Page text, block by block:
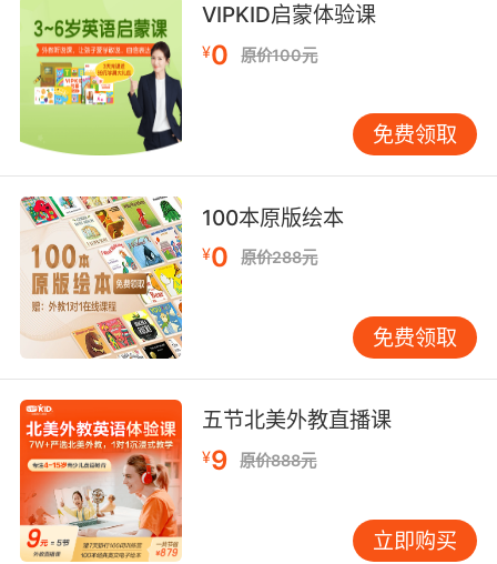
如果只是让孩子进行英文书写，时间一长就会觉
得厌烦，这样书写的质量也会降低。如果想要培
养孩子的书写能力，丰富的练习活动非常重要。
比如说孩子在学习新单词的时候可以让孩子使用
全部大写的方式进行书写，然后在使用小写的方
法书写，再用小写书写，不仅得到了练习还能够
学习到知识。与孩子玩填词游戏也是一个不错的
方法，比如说family单词，将f-m-ly这种“残词”让
孩子进行填写，不仅锻炼了孩子的脑筋，还能够
让孩子练习书写能力。
上述内容就是本篇文章的全部内容了，现在孩子
的英语学习是非常重要的，如果不想让自己的孩
子输在起跑线上，那么孩子的英语学习是非常重
要的，最后希望本文内容能够帮助到大家。
VIPKID启蒙体验课
¥0 原价100元
免费领取
100本原版绘本
¥0 原价288元
免费领取
五节北美外教直播课
¥9 原价888元
立即购买